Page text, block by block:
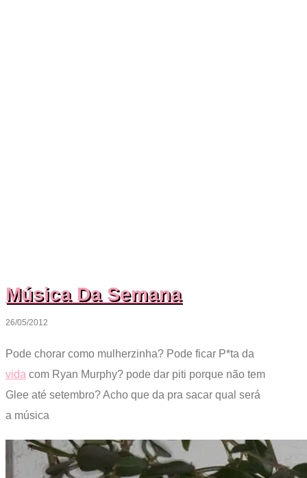
Música Da Semana
26/05/2012
Pode chorar como mulherzinha? Pode ficar P*ta da
vida com Ryan Murphy? pode dar piti porque não tem
Glee até setembro? Acho que da pra sacar qual será
a música